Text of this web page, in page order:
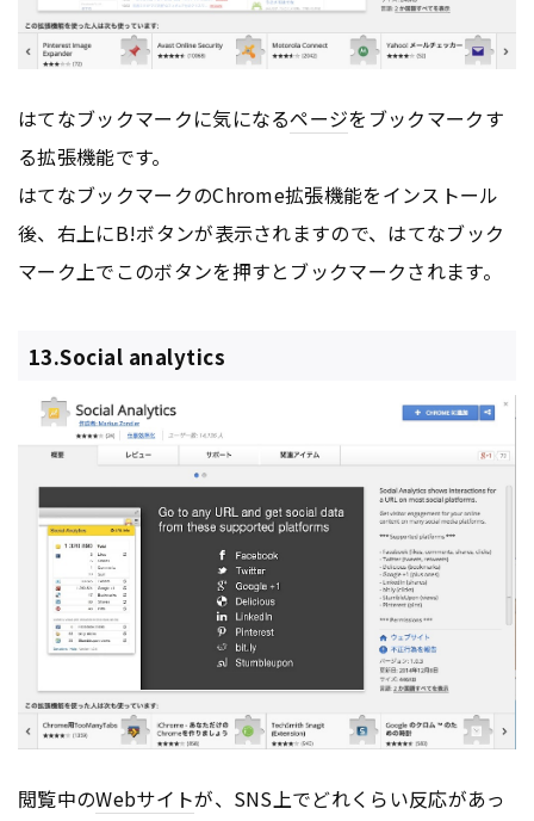
はてなブックマークに気になるページをブックマークす
る拡張機能です。
はてなブックマークのChrome拡張機能をインストール
後、右上にB!ボタンが表示されますので、はてなブック
マーク上でこのボタンを押すとブックマークされます。
13.Social analytics
閲覧中のWebサイトが、SNS上でどれくらい反応があっ